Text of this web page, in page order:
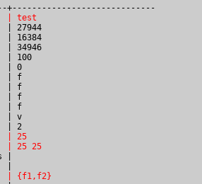
| test
| 27944
| 16384
34946
| 100
| 0
| f
| f
| f
| f
| v
| 25
| 25 25
|
| {f1,f2}